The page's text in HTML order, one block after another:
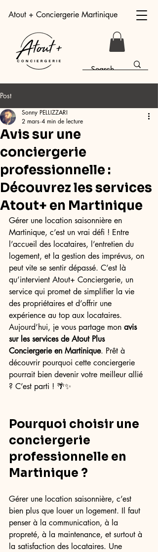
Atout + Conciergerie Martinique
Post
Avis sur une
conciergerie
professionnelle :
Découvrez les services
Atout+ en Martinique
Sonny PELLIZZARI
2 mars 4 min de lecture
Gérer une location saisonnière en
Martinique, c’est un vrai défi ! Entre
l’accueil des locataires, l’entretien du
logement, et la gestion des imprévus, on
peut vite se sentir dépassé. C’est là
qu’intervient Atout+ Conciergerie, un
service qui promet de simplifier la vie
des propriétaires et d’offrir une
expérience au top aux locataires.
Aujourd’hui, je vous partage mon avis
sur les services de Atout Plus
Conciergerie en Martinique. Prêt à
découvrir pourquoi cette conciergerie
pourrait bien devenir votre meilleur allié
? C’est parti ! 🌴✨
Pourquoi choisir une
conciergerie
professionnelle en
Martinique ?
Gérer une location saisonnière, c’est
bien plus que louer un logement. Il faut
penser à la communication, à la
propreté, à la maintenance, et surtout à
la satisfaction des locataires. Une